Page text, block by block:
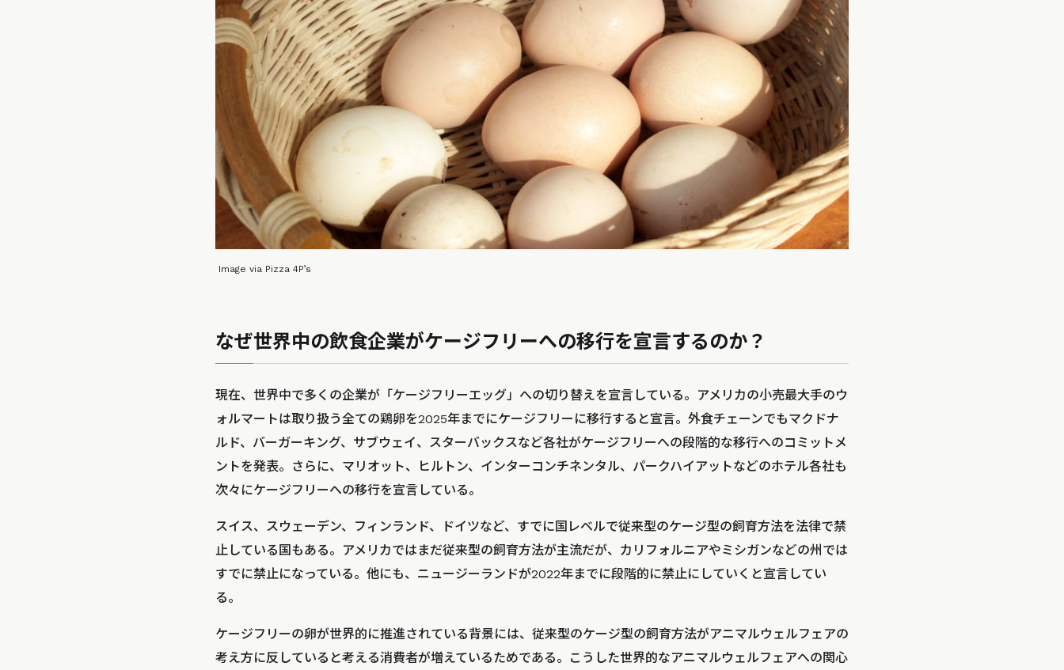
Image via Pizza 4P’s
なぜ世界中の飲食企業がケージフリーへの移行を宣言するのか？
現在、世界中で多くの企業が「ケージフリーエッグ」への切り替えを宣言している。アメリカの小売最大手のウ
ォルマートは取り扱う全ての鶏卵を2025年までにケージフリーに移行すると宣言。外食チェーンでもマクドナ
ルド、バーガーキング、サブウェイ、スターバックスなど各社がケージフリーへの段階的な移行へのコミットメ
ントを発表。さらに、マリオット、ヒルトン、インターコンチネンタル、パークハイアットなどのホテル各社も
次々にケージフリーへの移行を宣言している。
スイス、スウェーデン、フィンランド、ドイツなど、すでに国レベルで従来型のケージ型の飼育方法を法律で禁
止している国もある。アメリカではまだ従来型の飼育方法が主流だが、カリフォルニアやミシガンなどの州では
すでに禁止になっている。他にも、ニュージーランドが2022年までに段階的に禁止にしていくと宣言してい
る。
ケージフリーの卵が世界的に推進されている背景には、従来型のケージ型の飼育方法がアニマルウェルフェアの
考え方に反していると考える消費者が増えているためである。こうした世界的なアニマルウェルフェアへの関心